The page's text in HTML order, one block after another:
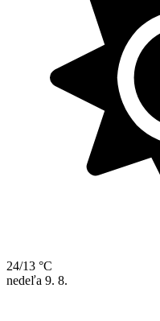
24/13 °C
nedeľa 9. 8.